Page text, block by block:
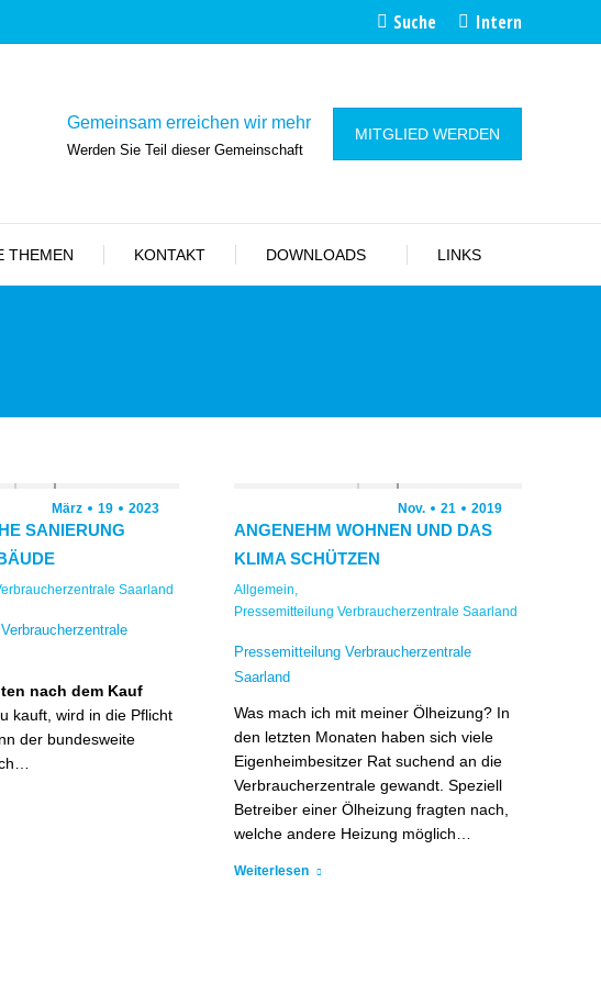
Search:
Suche Intern
Gemeinsam erreichen wir mehr
Werden Sie Teil dieser Gemeinschaft
MITGLIED WERDEN
THEMEN KONTAKT DOWNLOADS LINKS
März 19 2023
SANIERUNG
Saarland
nach dem Kauf
kauft, wird in die Pflicht
der bundesweite
Nov. 21 2019
ANGENEHM WOHNEN UND DAS
KLIMA SCHÜTZEN
Allgemein,
Pressemitteilung Verbraucherzentrale Saarland
Pressemitteilung Verbraucherzentrale
Saarland
Was mach ich mit meiner Ölheizung? In
den letzten Monaten haben sich viele
Eigenheimbesitzer Rat suchend an die
Verbraucherzentrale gewandt. Speziell
Betreiber einer Ölheizung fragten nach,
welche andere Heizung möglich…
Weiterlesen